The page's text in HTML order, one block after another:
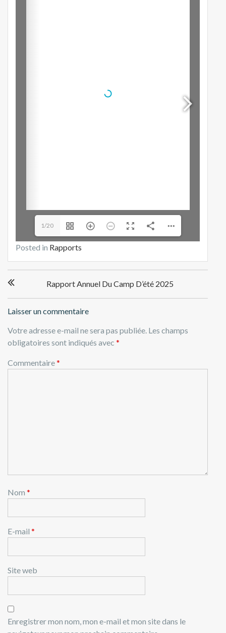
1/20
Posted in Rapports
de
l’article
Rapport Annuel Du Camp D’été 2025
Laisser un commentaire
Votre adresse e-mail ne sera pas publiée. Les champs
obligatoires sont indiqués avec *
Commentaire*
Nom *
E-mail *
Site web
Enregistrer mon nom, mon e-mail et mon site dans le